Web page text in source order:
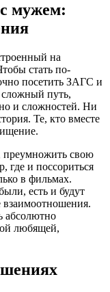
мужем:
на
стать по-
посетить ЗАГС и
путь,
и сложностей. Ни
Те, кто вместе
преумножить свою
где и поссориться
в фильмах.
есть и будут
взаимоотношения.
абсолютно
любящей,